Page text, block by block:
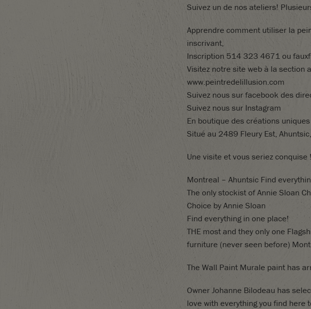
Suivez un de nos ateliers!
Apprendre comment utiliser la
inscrivant,
Inscription 514 323 4671ou
Visitez notre site web à la section
www.peintredelillusion.com
Suivez nous sur facebook des
Suivez nous sur Instagram
En boutique descréations uniques
Situé au 2489 Fleury Est,
Une visite et vous seriez conquise !
Montreal – Ahuntsic Find
The only stockist of Annie Sloan
Choice by Annie Sloan
Find everything in one place!
THE most and they only one
furniture (never seen before)
The Wall Paint Murale paint has
Owner Johanne Bilodeau has
love with everything you find